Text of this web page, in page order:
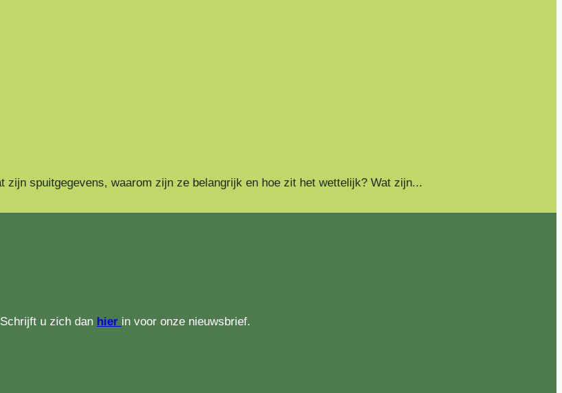
zijn spuitgegevens, waarom zijn ze belangrijk en hoe zit het wettelijk? Wat zijn...
u zich dan hier in voor onze nieuwsbrief.